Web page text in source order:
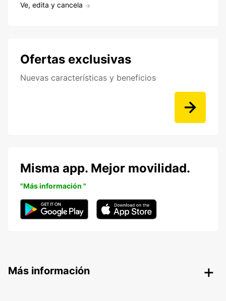
Ve, edita y cancela
Ofertas exclusivas
Nuevas características y beneficios
Misma app. Mejor movilidad.
"Más información "
Más información